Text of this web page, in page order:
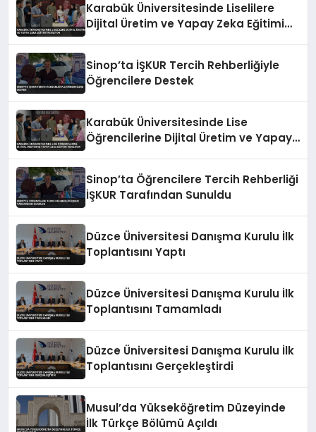
Karabük Üniversitesinde Liselilere
Dijital Üretim ve Yapay Zeka Eğitimi
Sinop’ta İŞKUR Tercih Rehberliğiyle
Öğrencilere Destek
Karabük Üniversitesinde Lise
Öğrencilerine Dijital Üretim ve Yapay
Sinop’ta Öğrencilere Tercih Rehberliği
İŞKUR Tarafından Sunuldu
Düzce Üniversitesi Danışma Kurulu İlk
Toplantısını Yaptı
Düzce Üniversitesi Danışma Kurulu İlk
Toplantısını Tamamladı
Düzce Üniversitesi Danışma Kurulu İlk
Toplantısını Gerçekleştirdi
Musul’da Yükseköğretim Düzeyinde
İlk Türkçe Bölümü Açıldı